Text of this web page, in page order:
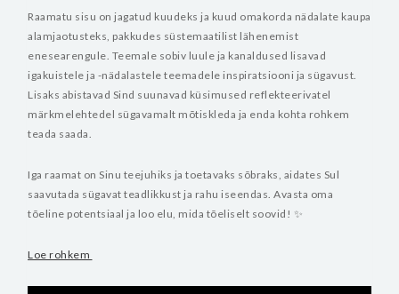
Raamatu sisu on jagatud kuudeks ja kuud omakorda nädalate kaupa
alamjaotusteks, pakkudes süstemaatilist lähenemist
enesearengule. Teemale sobiv luule ja kanaldused lisavad
igakuistele ja -nädalastele teemadele inspiratsiooni ja sügavust.
Lisaks abistavad Sind suunavad küsimused reflekteerivatel
märkmelehtedel sügavamalt mõtiskleda ja enda kohta rohkem
teada saada.
Iga raamat on Sinu teejuhiks ja toetavaks sõbraks, aidates Sul
saavutada sügavat teadlikkust ja rahu iseendas. Avasta oma
tõeline potentsiaal ja loo elu, mida tõeliselt soovid! ✨
Loe rohkem